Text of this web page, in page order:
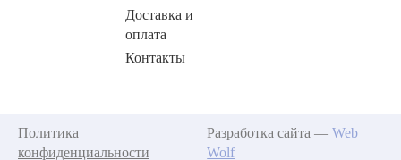
Доставка и
оплата
Контакты
Политика
конфиденциальности
Разработка сайта —Web
Wolf